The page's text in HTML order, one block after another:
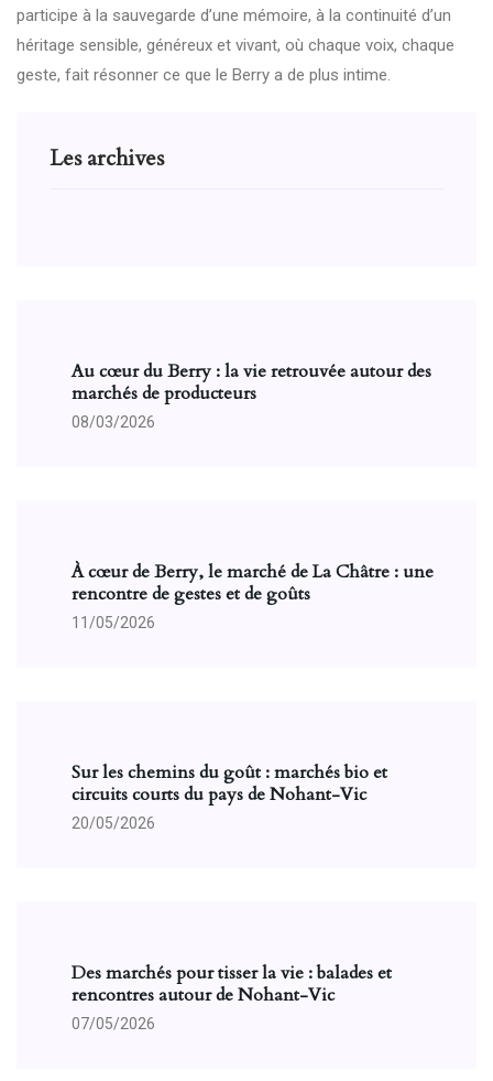
participe à la sauvegarde d’une mémoire, à la continuité d’un
héritage sensible, généreux et vivant, où chaque voix, chaque
geste, fait résonner ce que le Berry a de plus intime.
Les archives
Au cœur du Berry : la vie retrouvée autour des
marchés de producteurs
08/03/2026
À cœur de Berry, le marché de La Châtre : une
rencontre de gestes et de goûts
11/05/2026
Sur les chemins du goût : marchés bio et
circuits courts du pays de Nohant-Vic
20/05/2026
Des marchés pour tisser la vie : balades et
rencontres autour de Nohant-Vic
07/05/2026